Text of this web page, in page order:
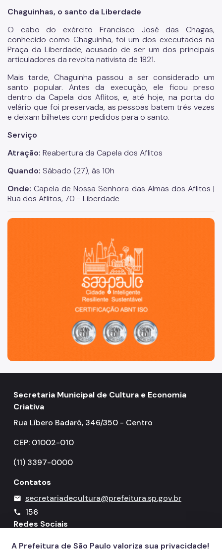
Chaguinhas, o santo da Liberdade
O cabo do exército Francisco José das Chagas,
conhecido como Chaguinha, foi um dos executados na
Praça da Liberdade, acusado de ser um dos principais
articuladores da revolta nativista de 1821.
Mais tarde, Chaguinha passou a ser considerado um
santo popular. Antes da execução, ele ficou preso
dentro da Capela dos Aflitos, e, até hoje, na porta do
velário que foi preservada, as pessoas batem três vezes
e deixam bilhetes com pedidos para o santo.
Serviço
Atração: Reabertura da Capela dos Aflitos
Quando: Sábado (27), às 10h
Onde:Capela de Nossa Senhora das Almas dos Aflitos |
Rua dos Aflitos, 70 - Liberdade
São Paulo, cidade inteligente, resiliente e sustentável
Secretaria Municipal de Cultura e Economia
Criativa
Rua Líbero Badaró, 346/350 - Centro
CEP: 01002-010
(11) 3397-0000
Contatos
mail secretariadecultura@prefeitura.sp.gov.br
call
156
Redes Sociais
Icone do YouTube
Icone do X
Icone do Instagram
Icone do Facebook
Icone do Flickr
A Prefeitura de São Paulo valoriza sua privacidade!